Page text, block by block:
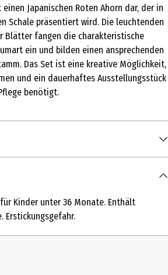
Japanischen Roten Ahorn dar, der in
Schale präsentiert wird. Die leuchtenden
Blätter fangen die charakteristische
ein und bilden einen ansprechenden
Das Set ist eine kreative Möglichkeit,
und ein dauerhaftes Ausstellungsstück
benötigt.
Kinder unter 36 Monate. Enthält
Erstickungsgefahr.